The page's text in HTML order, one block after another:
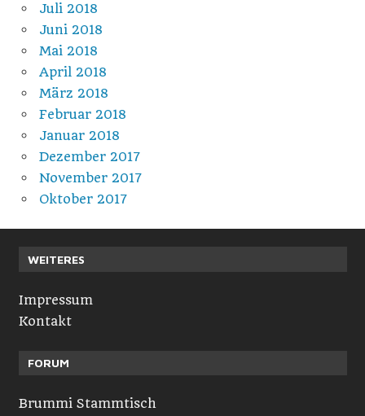
Juli 2018
Juni 2018
Mai 2018
April 2018
März 2018
Februar 2018
Januar 2018
Dezember 2017
November 2017
Oktober 2017
WEITERES
Impressum
Kontakt
FORUM
Brummi Stammtisch